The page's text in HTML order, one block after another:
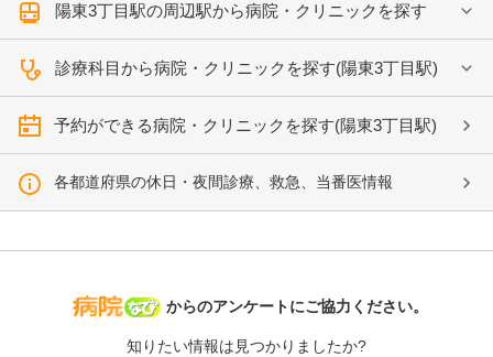
陽東3丁目駅の周辺駅から病院・クリニックを探す
診療科目から病院・クリニックを探す(陽東3丁目駅)
予約ができる病院・クリニックを探す(陽東3丁目駅)
各都道府県の休日・夜間診療、救急、当番医情報
病院なび
からのアンケートにご協力ください。
知りたい情報は見つかりましたか?